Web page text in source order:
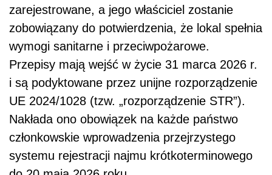
zarejestrowane, a jego właściciel zostanie
zobowiązany do potwierdzenia, że lokal spełnia
wymogi sanitarne i przeciwpożarowe.
Przepisy mają wejść w życie 31 marca 2026 r.
i są podyktowane przez unijne rozporządzenie
UE 2024/1028 (tzw. „rozporządzenie STR”).
Nakłada ono obowiązek na każde państwo
członkowskie wprowadzenia przejrzystego
systemu rejestracji najmu krótkoterminowego